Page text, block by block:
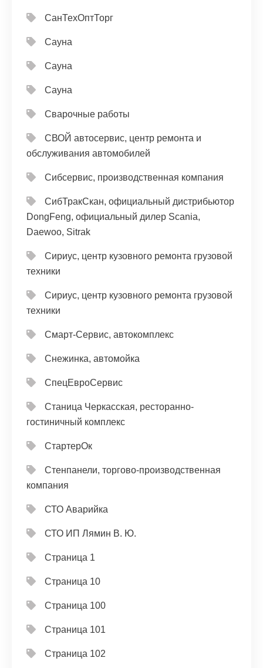
СанТехОптТорг
Сауна
Сауна
Сауна
Сварочные работы
СВОЙ автосервис, центр ремонта и
обслуживания автомобилей
Сибсервис, производственная компания
СибТракСкан, официальный дистрибьютор
DongFeng, официальный дилер Scania,
Daewoo, Sitrak
Сириус, центр кузовного ремонта грузовой
техники
Сириус, центр кузовного ремонта грузовой
техники
Смарт-Сервис, автокомплекс
Снежинка, автомойка
СпецЕвроСервис
Станица Черкасская, ресторанно-
гостиничный комплекс
СтартерОк
Стенпанели, торгово-производственная
компания
СТО Аварийка
СТО ИП Лямин В. Ю.
Страница 1
Страница 10
Страница 100
Страница 101
Страница 102